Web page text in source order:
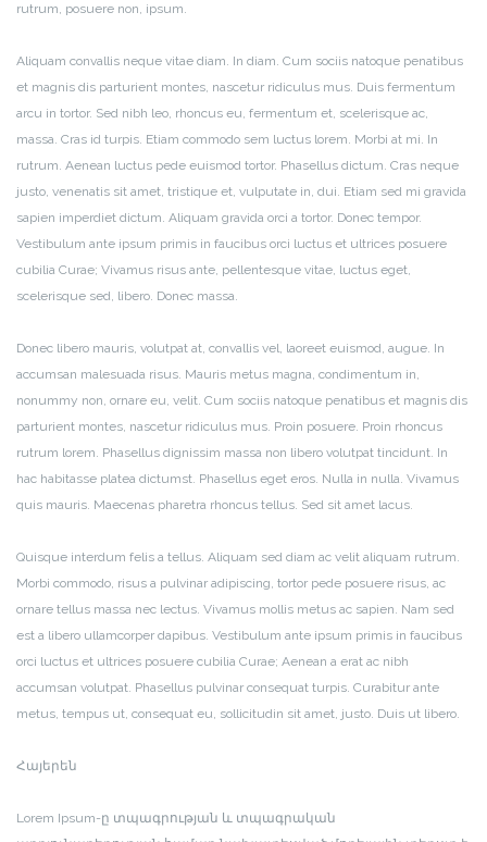
rutrum, posuere non, ipsum.
Aliquam convallis neque vitae diam. In diam. Cum sociis natoque penatibus
et magnis dis parturient montes, nascetur ridiculus mus. Duis fermentum
arcu in tortor. Sed nibh leo, rhoncus eu, fermentum et, scelerisque ac,
massa. Cras id turpis. Etiam commodo sem luctus lorem. Morbi at mi. In
rutrum. Aenean luctus pede euismod tortor. Phasellus dictum. Cras neque
justo, venenatis sit amet, tristique et, vulputate in, dui. Etiam sed mi gravida
sapien imperdiet dictum. Aliquam gravida orci a tortor. Donec tempor.
Vestibulum ante ipsum primis in faucibus orci luctus et ultrices posuere
cubilia Curae; Vivamus risus ante, pellentesque vitae, luctus eget,
scelerisque sed, libero. Donec massa.
Donec libero mauris, volutpat at, convallis vel, laoreet euismod, augue. In
accumsan malesuada risus. Mauris metus magna, condimentum in,
nonummy non, ornare eu, velit. Cum sociis natoque penatibus et magnis dis
parturient montes, nascetur ridiculus mus. Proin posuere. Proin rhoncus
rutrum lorem. Phasellus dignissim massa non libero volutpat tincidunt. In
hac habitasse platea dictumst. Phasellus eget eros. Nulla in nulla. Vivamus
quis mauris. Maecenas pharetra rhoncus tellus. Sed sit amet lacus.
Quisque interdum felis a tellus. Aliquam sed diam ac velit aliquam rutrum.
Morbi commodo, risus a pulvinar adipiscing, tortor pede posuere risus, ac
ornare tellus massa nec lectus. Vivamus mollis metus ac sapien. Nam sed
est a libero ullamcorper dapibus. Vestibulum ante ipsum primis in faucibus
orci luctus et ultrices posuere cubilia Curae; Aenean a erat ac nibh
accumsan volutpat. Phasellus pulvinar consequat turpis. Curabitur ante
metus, tempus ut, consequat eu, sollicitudin sit amet, justo. Duis ut libero.
Հայերեն
Lorem Ipsum-ը տպագրության և տպագրական